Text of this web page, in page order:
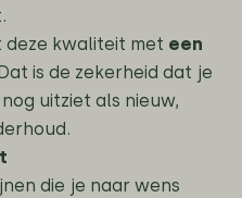
kwaliteit met een
Dat is de zekerheid dat je
uitziet als nieuw,
die je naar wens